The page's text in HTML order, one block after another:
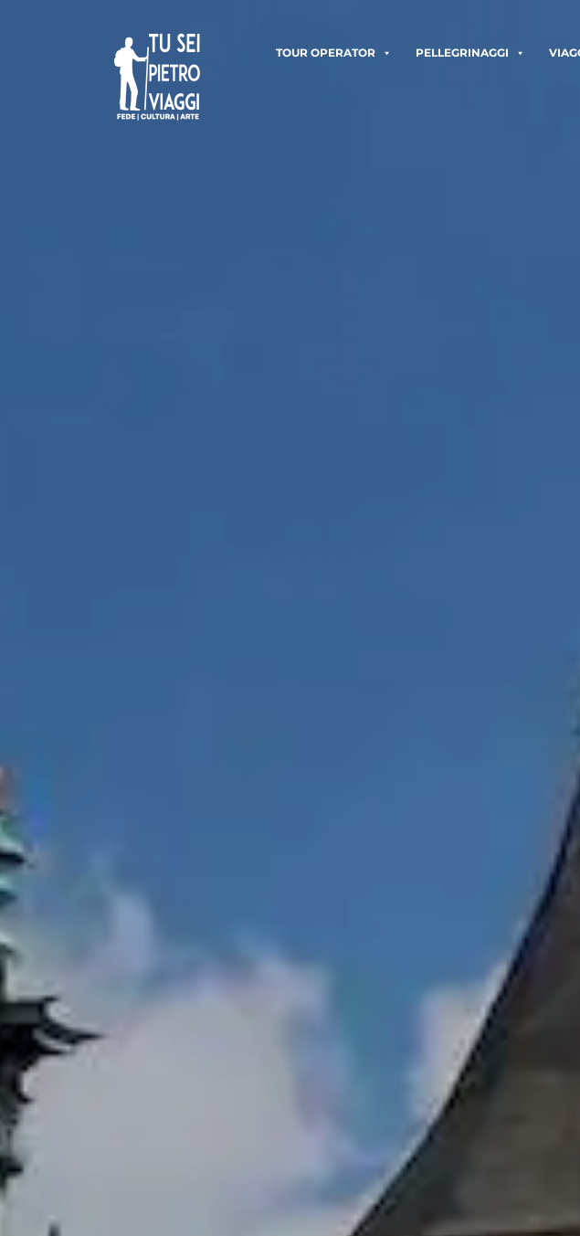
TOUR OPERATOR PELLEGRINAGGI